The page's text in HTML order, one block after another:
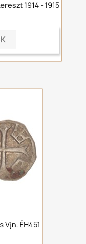
1914 - 1915
Vjn. ÉH451